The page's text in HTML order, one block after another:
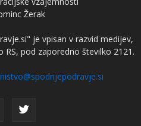
Žerak
je vpisan v razvid medijev,
pod zaporedno številko 2121.